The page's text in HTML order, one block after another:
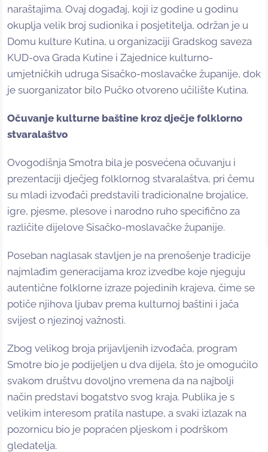
naraštajima. Ovaj događaj, koji iz godine u godinu
okuplja velik broj sudionika i posjetitelja, održan je u
Domu kulture Kutina, u organizaciji Gradskog saveza
KUD-ova Grada Kutine i Zajednice kulturno-
umjetničkih udruga Sisačko-moslavačke županije, dok
je suorganizator bilo Pučko otvoreno učilište Kutina.
Očuvanje kulturne baštine kroz dječje folklorno
stvaralaštvo
Ovogodišnja Smotra bila je posvećena očuvanju i
prezentaciji dječjeg folklornog stvaralaštva, pri čemu
su mladi izvođači predstavili tradicionalne brojalice,
igre, pjesme, plesove i narodno ruho specifično za
različite dijelove Sisačko-moslavačke županije.
Poseban naglasak stavljen je na prenošenje tradicije
najmlađim generacijama kroz izvedbe koje njeguju
autentične folklorne izraze pojedinih krajeva, čime se
potiče njihova ljubav prema kulturnoj baštini i jača
svijest o njezinoj važnosti.
Zbog velikog broja prijavljenih izvođača, program
Smotre bio je podijeljen u dva dijela, što je omogućilo
svakom društvu dovoljno vremena da na najbolji
način predstavi bogatstvo svog kraja. Publika je s
velikim interesom pratila nastupe, a svaki izlazak na
pozornicu bio je popraćen pljeskom i podrškom
gledatelja.